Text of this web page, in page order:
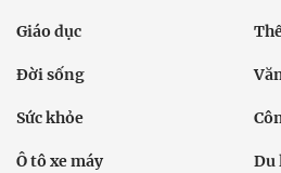
Giáo dục
Đời sống
Sức khỏe
Ô tô xe máy Du